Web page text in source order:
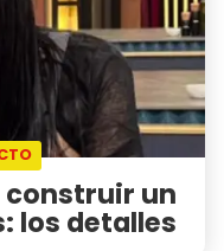
construir un
los detalles